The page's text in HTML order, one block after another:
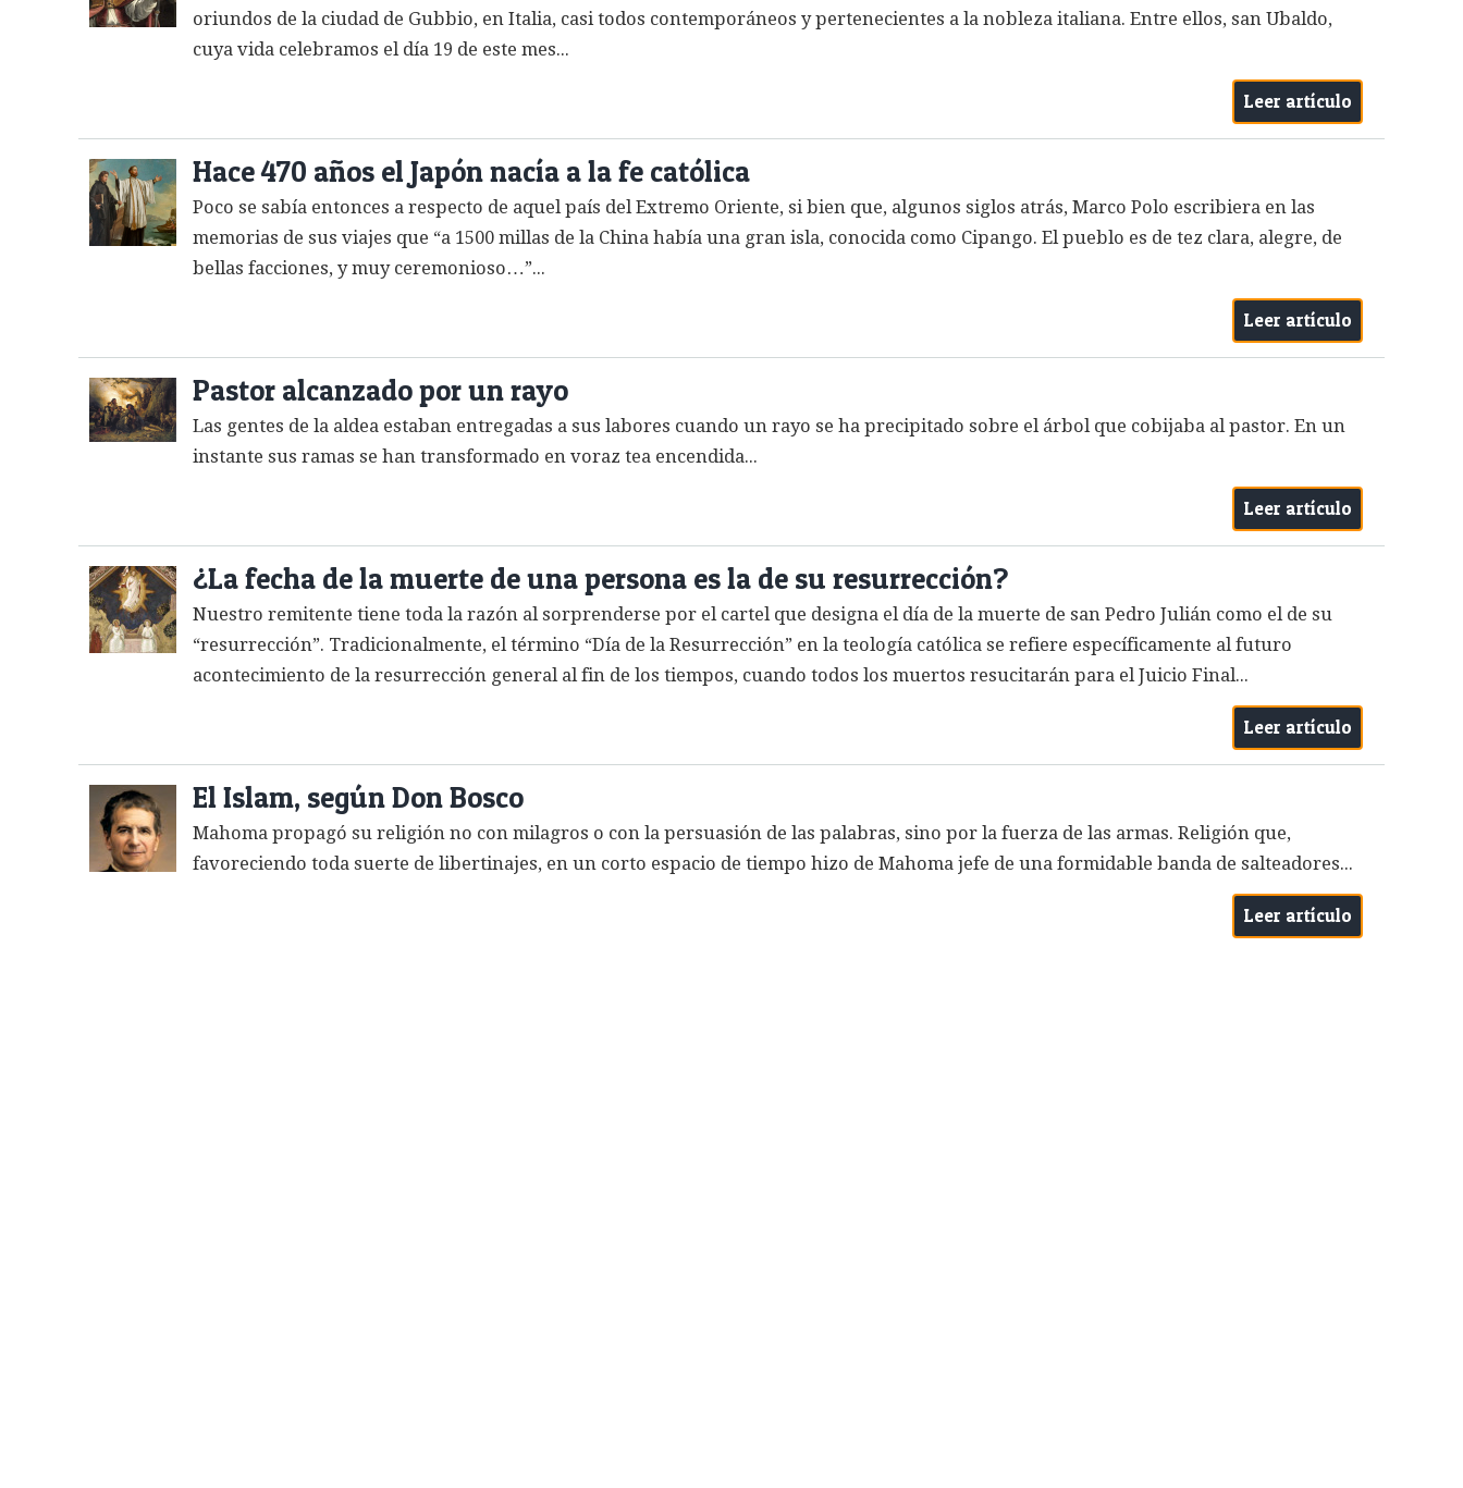
oriundos de la ciudad de Gubbio, en Italia, casi todos contemporáneos y pertenecientes a la nobleza italiana. Entre ellos, san Ubaldo,
cuya vida celebramos el día 19 de este mes...
Leer artículo
Hace 470 años el Japón nacía a la fe católica
Poco se sabía entonces a respecto de aquel país del Extremo Oriente, si bien que, algunos siglos atrás, Marco Polo escribiera en las
memorias de sus viajes que “a 1500 millas de la China había una gran isla, conocida como Cipango. El pueblo es de tez clara, alegre, de
bellas facciones, y muy ceremonioso…”...
Leer artículo
Pastor alcanzado por un rayo
Las gentes de la aldea estaban entregadas a sus labores cuando un rayo se ha precipitado sobre el árbol que cobijaba al pastor. En un
instante sus ramas se han transformado en voraz tea encendida...
Leer artículo
¿La fecha de la muerte de una persona es la de su resurrección?
Nuestro remitente tiene toda la razón al sorprenderse por el cartel que designa el día de la muerte de san Pedro Julián como el de su
“resurrección”. Tradicionalmente, el término “Día de la Resurrección” en la teología católica se refiere específicamente al futuro
acontecimiento de la resurrección general al fin de los tiempos, cuando todos los muertos resucitarán para el Juicio Final...
Leer artículo
El Islam, según Don Bosco
Mahoma propagó su religión no con milagros o con la persuasión de las palabras, sino por la fuerza de las armas. Religión que,
favoreciendo toda suerte de libertinajes, en un corto espacio de tiempo hizo de Mahoma jefe de una formidable banda de salteadores...
Leer artículo